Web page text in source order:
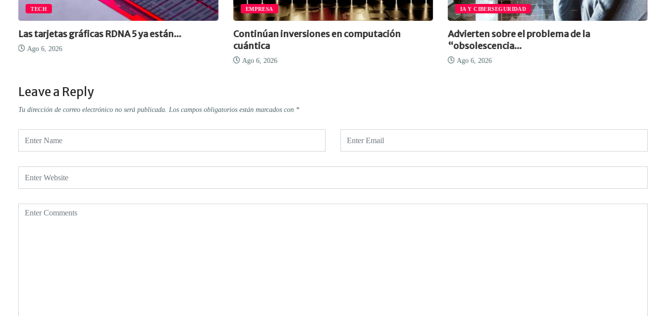
TECH
Las tarjetas gráficas RDNA 5 ya están...
Ago 6, 2026
EMPRESA
Continúan inversiones en computación
cuántica
Ago 6, 2026
IA Y CIBERSEGURIDAD
Advierten sobre el problema de la
“obsolescencia...
Ago 6, 2026
Leave a Reply
Tu dirección de correo electrónico no será publicada. Los campos obligatorios están marcados con *